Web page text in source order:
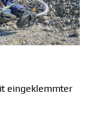
eingeklemmter